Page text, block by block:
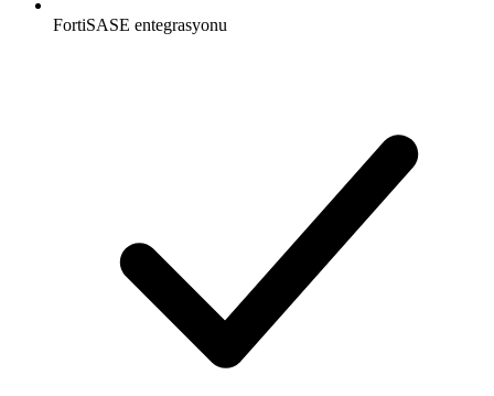
FortiSASE entegrasyonu